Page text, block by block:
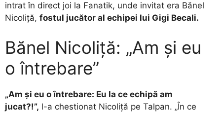
intrat în direct joi la Fanatik, unde invitat era Bănel
Nicoliță, fostul jucător al echipei lui Gigi Becali.
Bănel Nicoliță: „Am și eu
o întrebare”
„Am și eu o întrebare: Eu la ce echipă am
jucat?!”, l-a chestionat Nicoliță pe Talpan. „În ce